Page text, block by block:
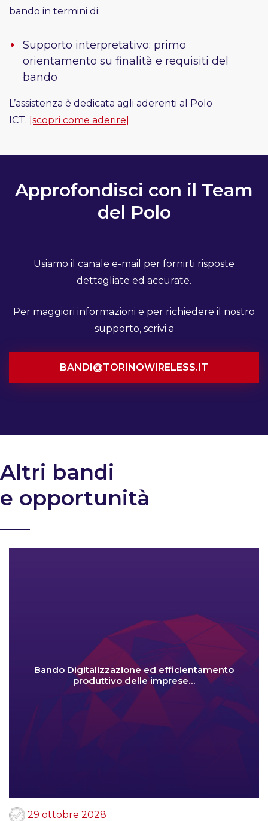
bando in termini di:
Supporto interpretativo: primo
orientamento su finalità e requisiti del
bando
L’assistenza è dedicata agli aderenti al Polo
ICT. [scopri come aderire]
Approfondisci con il Team
del Polo
Usiamo il canale e-mail per fornirti risposte
dettagliate ed accurate.
Per maggiori informazioni e per richiedere il nostro
supporto, scrivi a
BANDI@TORINOWIRELESS.IT
Altri bandi
e opportunità
Bando Digitalizzazione ed efficientamento
produttivo delle imprese…
29 ottobre 2028